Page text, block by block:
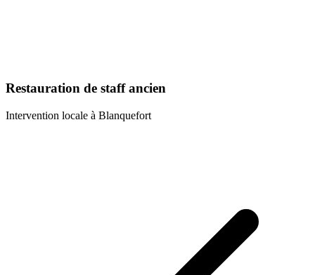
Restauration de staff ancien
Intervention locale à Blanquefort